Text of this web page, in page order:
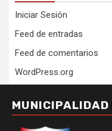
Iniciar Sesión
Feed de entradas
Feed de comentarios
WordPress.org
MUNICIPALIDAD